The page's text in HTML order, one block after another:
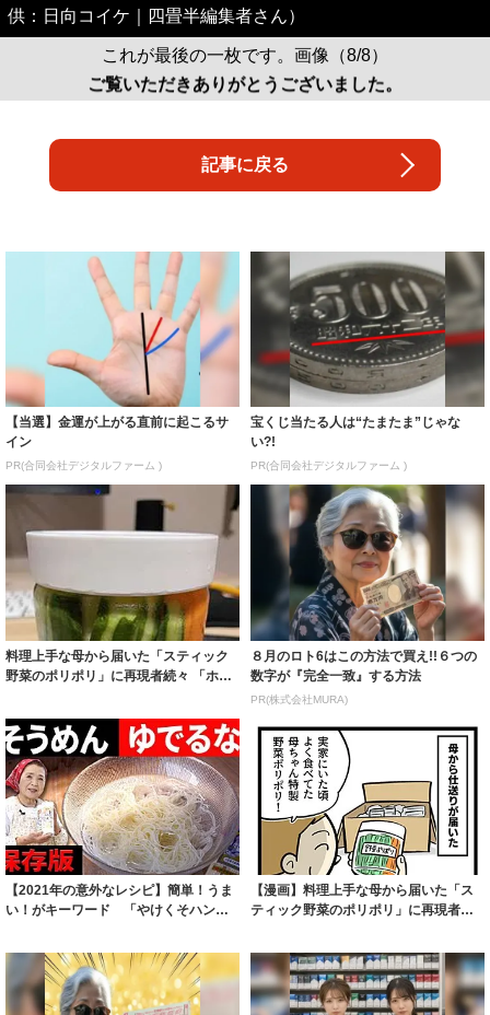
供：日向コイケ｜四畳半編集者さん）
これが最後の一枚です。画像（8/8）
ご覧いただきありがとうございました。
記事に戻る
【当選】金運が上がる直前に起こるサ
イン
PR(合同会社デジタルファーム )
宝くじ当たる人は“たまたま”じゃな
い?!
PR(合同会社デジタルファーム )
料理上手な母から届いた「スティック
野菜のポリポリ」に再現者続々 「ホン
８月のロト6はこの方法で買え!!６つの
数字が『完全一致』する方法
PR(株式会社MURA)
【2021年の意外なレシピ】簡単！うま
い！がキーワード 「やけくそハンバ
【漫画】料理上手な母から届いた「ス
ティック野菜のポリポリ」に再現者